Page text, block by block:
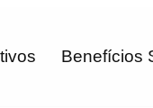
Benefícios